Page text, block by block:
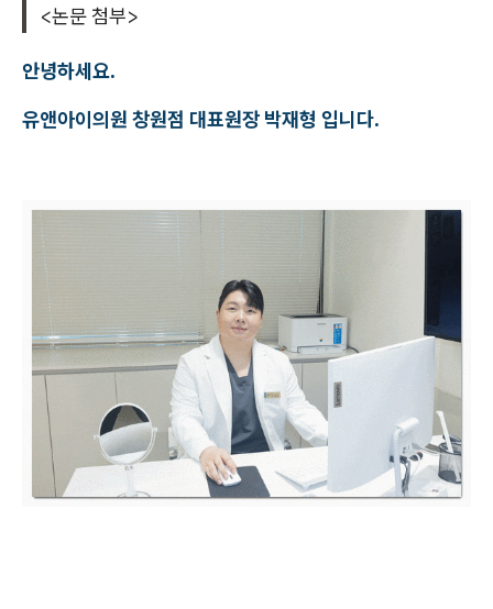
<논문 첨부>
안녕하세요.
유앤아이의원 창원점 대표원장 박재형 입니다.